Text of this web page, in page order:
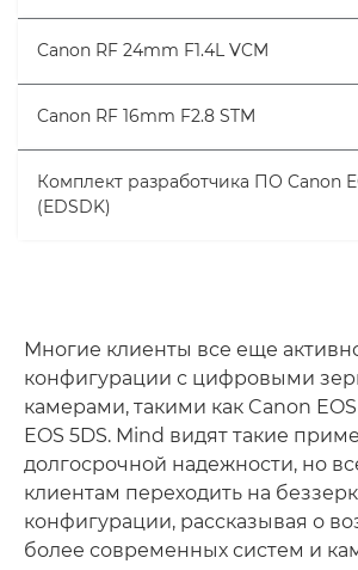
Canon RF 24mm F1.4L VCM
Canon RF 16mm F2.8 STM
Комплект разработчика ПО Canon
(EDSDK)
Многие клиенты все еще
конфигурации с цифровыми
камерами, такими как Canon
EOS 5DS. Mind видят такие
долгосрочной надежности, но
клиентам переходить на
конфигурации, рассказывая о
более современных систем и